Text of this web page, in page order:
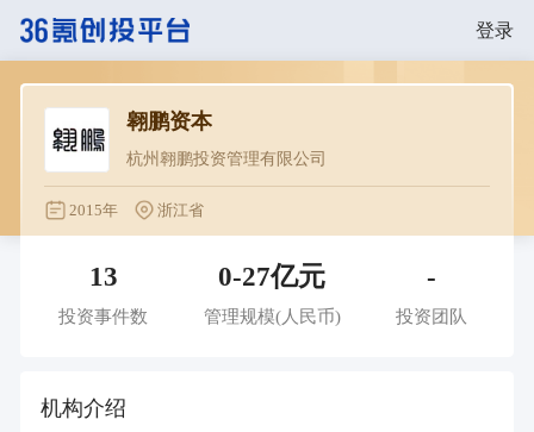
登录
翱鹏资本
杭州翱鹏投资管理有限公司
2015年 浙江省
13
投资事件数
0-27亿元
管理规模(人民币)
-
投资团队
机构介绍